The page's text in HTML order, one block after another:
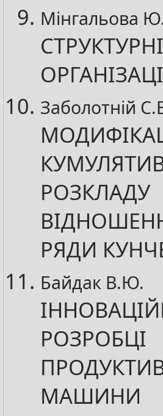
Мінгальова
Заболотній
РЯДИ
Байдак В.Ю.
МАШИНИ